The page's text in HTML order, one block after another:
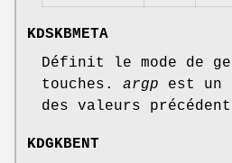
KDSKBMETA
Définit le mode de
touches. argp est un
des valeurs
KDGKBENT